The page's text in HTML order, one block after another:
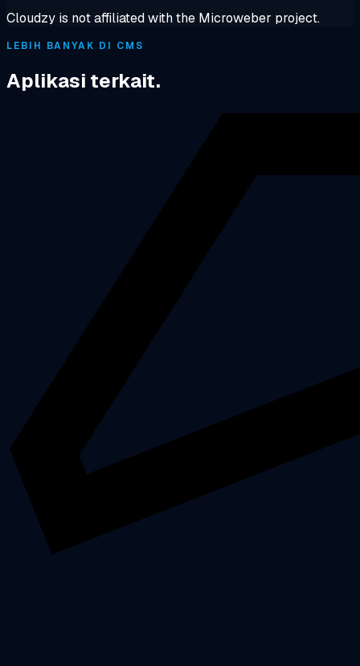
Cloudzy is not affiliated with the Microweber project.
LEBIH BANYAK DI CMS
Aplikasi terkait.